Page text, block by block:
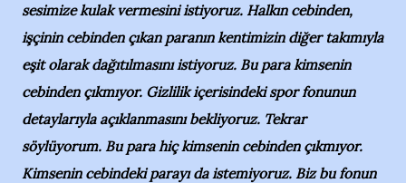
sesimize kulak vermesini istiyoruz. Halkın cebinden,
işçinin cebinden çıkan paranın kentimizin diğer takımıyla
eşit olarak dağıtılmasını istiyoruz. Bu para kimsenin
cebinden çıkmıyor. Gizlilik içerisindeki spor fonunun
detaylarıyla açıklanmasını bekliyoruz. Tekrar
söylüyorum. Bu para hiç kimsenin cebinden çıkmıyor.
Kimsenin cebindeki parayı da istemiyoruz. Biz bu fonun